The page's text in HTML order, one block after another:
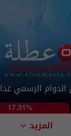
الرسمي غدا
17.31%
المزيد